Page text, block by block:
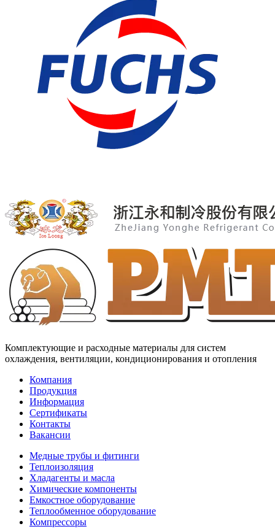
Комплектующие и расходные материалы для систем
охлаждения, вентиляции, кондиционирования и отопления
Компания
Продукция
Информация
Сертификаты
Контакты
Вакансии
Медные трубы и фитинги
Теплоизоляция
Хладагенты и масла
Химические компоненты
Емкостное оборудование
Теплообменное оборудование
Компрессоры